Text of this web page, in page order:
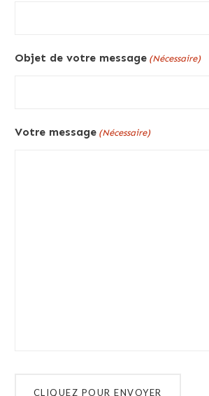
Objet de votre message (Nécessaire)
Votre message (Nécessaire)